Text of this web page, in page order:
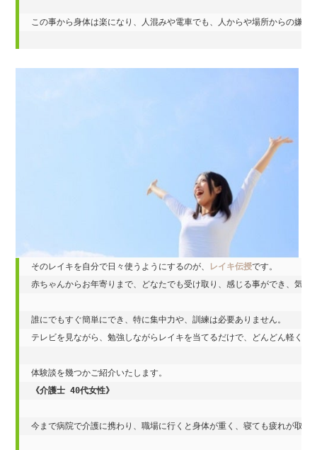
この事から身体は楽になり、人混みや電車でも、人からや場所からの嫌な
そのレイキを自分で日々使うようにするのが、 レイキ伝授です。
赤ちゃんからお年寄りまで、どなたでも受け取り、感じる事ができ、気持
誰にでもすぐ簡単にでき、特に集中力や、訓練は必要ありません。
テレビを見ながら、勉強しながらレイキを当てるだけで、どんどん軽くな
《介護士 40代女性》
今まで病院で介護に携わり、職場に行くと身体が重く、寝ても疲れが取れ